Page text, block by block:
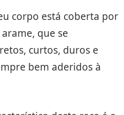
corpo está coberta por
que se
curtos, duros e
bem aderidos à